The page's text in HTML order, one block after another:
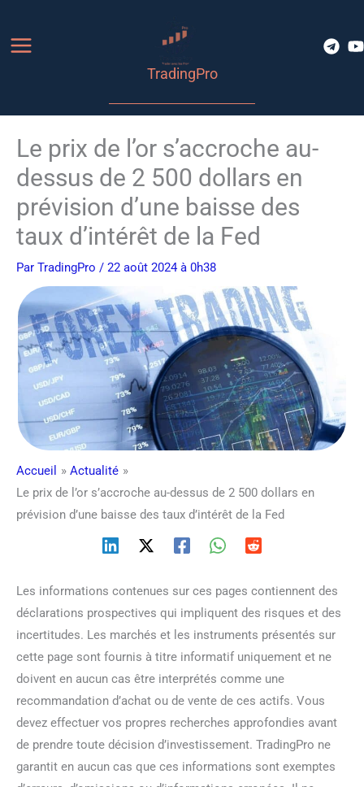
contenu
TradingPro
Le prix de l’or s’accroche au-
dessus de 2 500 dollars en
prévision d’une baisse des
taux d’intérêt de la Fed
Par TradingPro / 22 août 2024 à 0h38
Accueil
Actualité
Le prix de l’or s’accroche au-dessus de 2 500 dollars en
prévision d’une baisse des taux d’intérêt de la Fed
Les informations contenues sur ces pages contiennent des
déclarations prospectives qui impliquent des risques et des
incertitudes. Les marchés et les instruments présentés sur
cette page sont fournis à titre informatif uniquement et ne
doivent en aucun cas être interprétés comme une
recommandation d’achat ou de vente de ces actifs. Vous
devez effectuer vos propres recherches approfondies avant
de prendre toute décision d’investissement. TradingPro ne
garantit en aucun cas que ces informations sont exemptes